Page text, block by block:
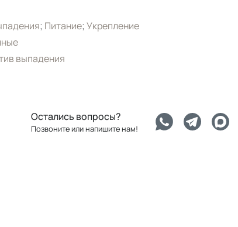
; Питание;Укрепление
выпадения
Остались вопросы?
Позвоните или напишите нам!